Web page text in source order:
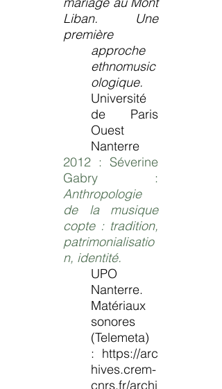
Liban. Une
première
approche
ethnomusic
ologique.
Université
de Paris
Ouest
Nanterre
2012 : Séverine
Gabry :
Anthropologie
de la musique
copte : tradition,
patrimonialisatio
n, identité.
UPO
Nanterre.
Matériaux
sonores
(Telemeta)
: https://arc
hives.crem-
cnrs.fr/archi